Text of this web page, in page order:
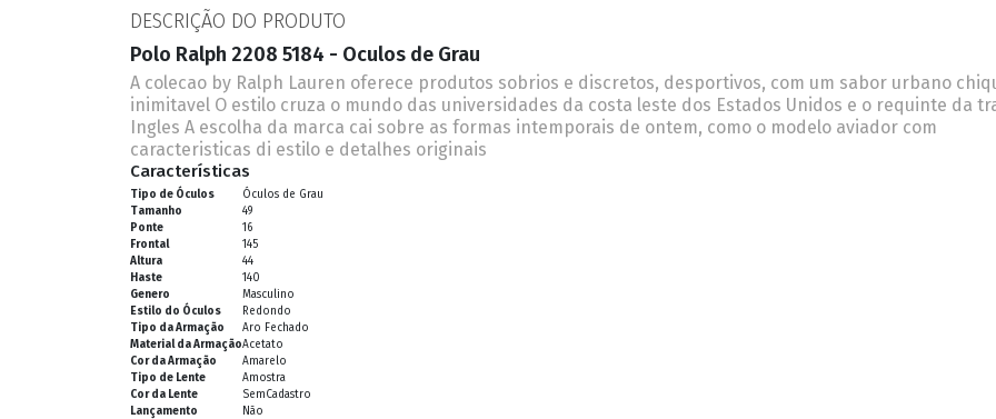
DESCRIÇÃO DO PRODUTO
Polo Ralph 2208 5184 - Oculos de Grau
A colecao by Ralph Lauren oferece produtos sobrios e discretos, desportivos, com um sabor urbano
inimitavel O estilo cruza o mundo das universidades da costa leste dos Estados Unidos e o requinte da
Ingles A escolha da marca cai sobre as formas intemporais de ontem, como o modelo aviador com
caracteristicas di estilo e detalhes originais
Características
Tipo de Óculos
Óculos de Grau
Tamanho
49
Ponte
16
Frontal
145
Altura
44
Haste
140
Genero
Masculino
Estilo do Óculos
Redondo
Tipo da Armação
Aro Fechado
Material da ArmaçãoAcetato
Cor da Armação
Amarelo
Tipo de Lente
Amostra
Cor da Lente
SemCadastro
Lançamento
Não